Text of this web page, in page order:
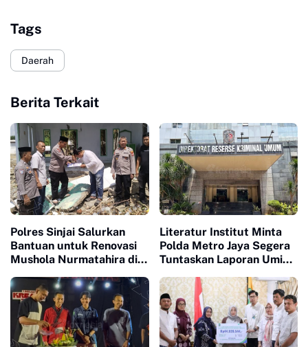
Tags
Daerah
Berita Terkait
Polres Sinjai Salurkan
Bantuan untuk Renovasi
Mushola Nurmatahira di
Literatur Institut Minta
Polda Metro Jaya Segera
Tuntaskan Laporan Umi